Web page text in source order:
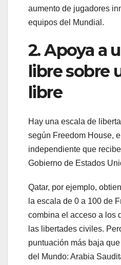
aumento de jugadores
equipos del Mundial.
2. Apoya a
libre sobre
libre
Hay una escala de
según Freedom House,
independiente que
Gobierno de Estados
Qatar, por ejemplo,
la escala de 0 a 100 de
combina el acceso a los
las libertades civiles.
puntuación más baja
del Mundo: Arabia